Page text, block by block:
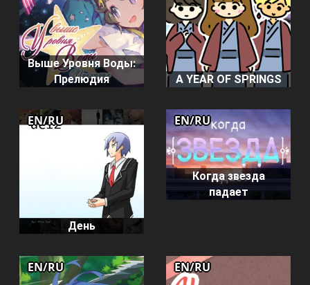
Выше Уровня Воды:
Прелюдия
A YEAR OF SPRINGS
День
EN/RU
Когда звезда
падает
EN/RU
EN/RU EN/RU